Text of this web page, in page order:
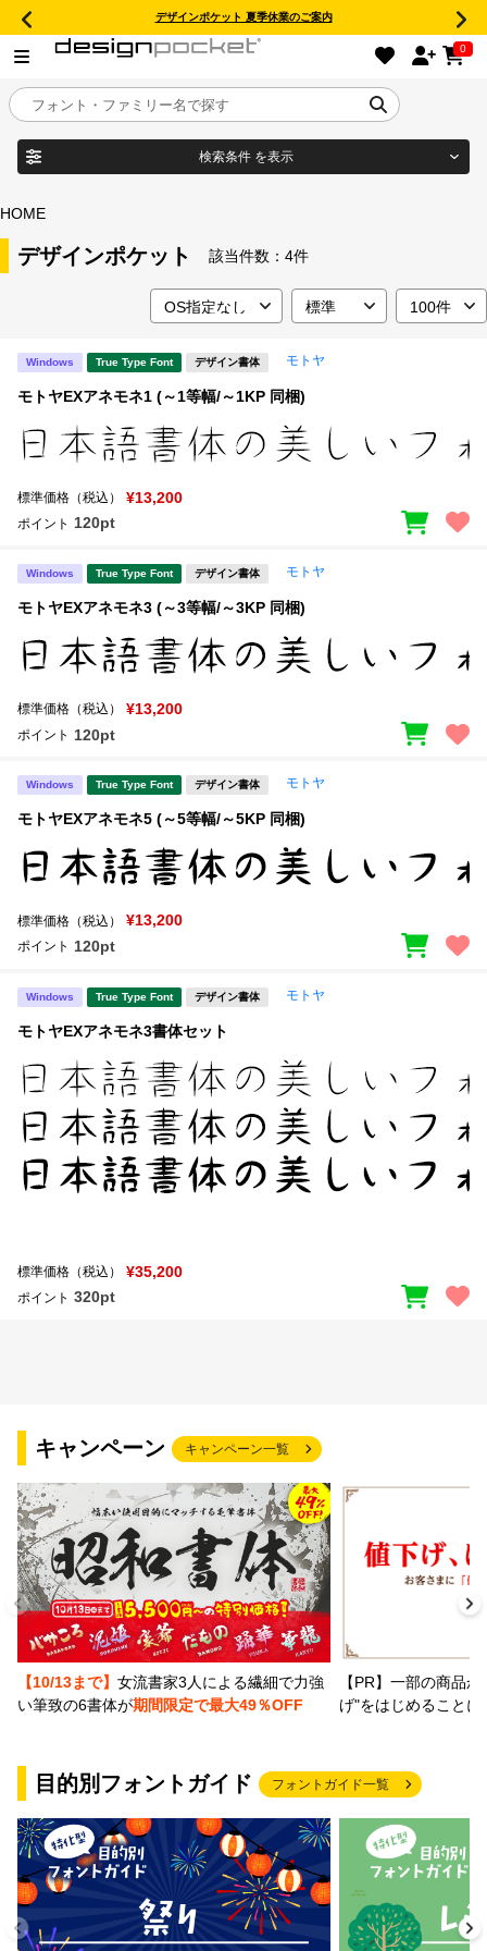
デザインポケット 夏季休業のご案内
0
目的別フォントガイド
特集
年間ライセンス商品
キャンペーン一覧
新着一覧
マイページ
お気に入り
ご利用ガイド
よくあるご質問
検索条件 を表示
宋朝体
教科書体 行書体
江戸文字
すべてを表示
セット or 単体
文字種類
価格帯
〜
HOME
デザインポケット 該当件数： 4件
Windows True Type Font デザイン書体 モトヤ
モトヤEXアネモネ1 (～1等幅/～1KP 同梱)
標準価格（税込） ¥13,200
ポイント 120pt
Windows True Type Font デザイン書体 モトヤ
モトヤEXアネモネ3 (～3等幅/～3KP 同梱)
標準価格（税込） ¥13,200
ポイント 120pt
Windows True Type Font デザイン書体 モトヤ
モトヤEXアネモネ5 (～5等幅/～5KP 同梱)
標準価格（税込） ¥13,200
ポイント 120pt
Windows True Type Font デザイン書体 モトヤ
モトヤEXアネモネ3書体セット
標準価格（税込） ¥35,200
ポイント 320pt
キャンペーン キャンペーン一覧
【10/13まで】 女流書家3人による繊細で力強
い筆致の6書体が期間限定で最大49％OFF
【PR】一部の商品
げ"をはじめること
目的別フォントガイド フォントガイド一覧